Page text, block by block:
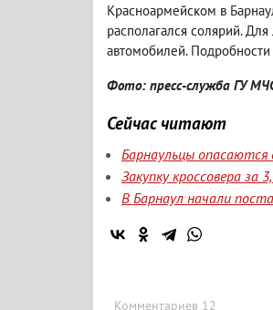
Красноармейском в
располагался солярий.
автомобилей.
Фото: пресс-служба ГУ
Сейчас читают
Барнаульцы опасаются
Закупку кроссовера за
В Барнаул начали
Комментариев 12